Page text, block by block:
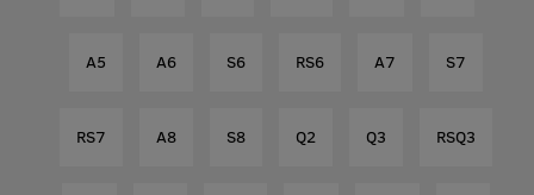
A5 A6 S6 RS6 A7 S7
RS7 A8 S8 Q2 Q3 RSQ3